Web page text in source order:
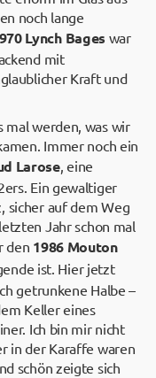
noch lange
Lynch Bages war
mit
Kraft und
mal werden, was wir
Immer noch ein
Larose, eine
Ein gewaltiger
sicher auf dem Weg
Jahr schon mal
den 1986 Mouton
ist. Hier jetzt
getrunkene Halbe –
Keller eines
Ich bin mir nicht
in der Karaffe waren
schön zeigte sich